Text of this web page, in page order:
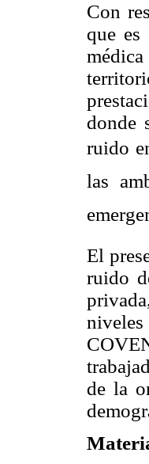
Con
que es
donde
ruido
las
El
ruido
de la